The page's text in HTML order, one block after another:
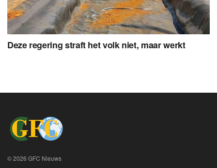
Deze regering straft het volk niet, maar werkt
© 2026 GFC Nieuws